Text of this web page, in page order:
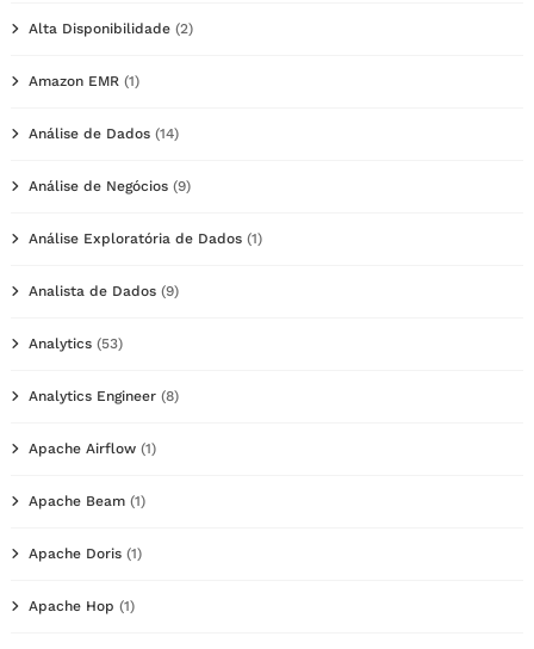
Alta Disponibilidade (2)
Amazon EMR (1)
Análise de Dados (14)
Análise de Negócios (9)
Análise Exploratória de Dados (1)
Analista de Dados (9)
Analytics (53)
Analytics Engineer (8)
Apache Airflow (1)
Apache Beam (1)
Apache Doris (1)
Apache Hop (1)